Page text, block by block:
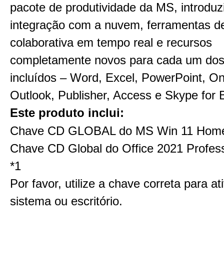
pacote de produtividade da MS,
integração com a nuvem, ferramentas
colaborativa em tempo real e recursos
completamente novos para cada um
incluídos – Word, Excel, PowerPoint,
Outlook, Publisher, Access e Skype for
Este produto inclui:
Chave CD GLOBAL do MS Win 11
Chave CD Global do Office 2021
*1
Por favor, utilize a chave correta para
sistema ou escritório.